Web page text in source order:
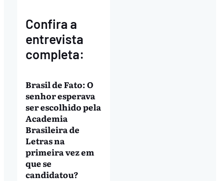
Confira a
entrevista
completa:
Brasil de Fato: O
senhor esperava
ser escolhido pela
Academia
Brasileira de
Letras na
primeira vez em
que se
candidatou?